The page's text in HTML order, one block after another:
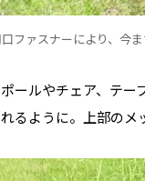
ファスナーにより、今
ールやチェア、テ
るように。上部のメ